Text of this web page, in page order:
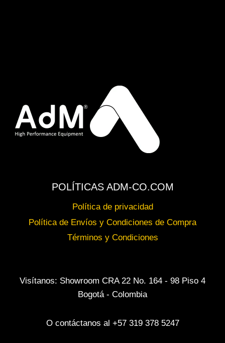
POLÍTICAS ADM-CO.COM
Política de privacidad
Política de Envíos y Condiciones de Compra
Términos y Condiciones
Visítanos: Showroom CRA 22 No. 164 - 98 Piso 4
Bogotá - Colombia
O contáctanos al +57 319 378 5247